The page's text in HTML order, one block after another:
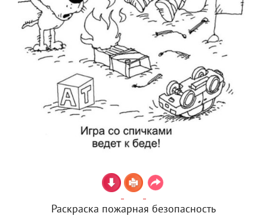
Раскраска пожарная безопасность